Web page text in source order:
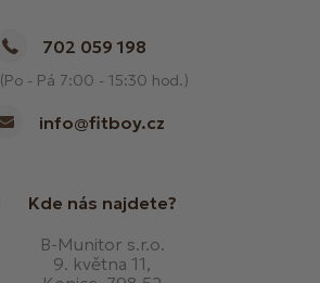
702 059 198
(Po - Pá 7:00 - 15:30 hod.)
info@fitboy.cz
Kde nás najdete?
B-Munitor s.r.o.
9. května 11,